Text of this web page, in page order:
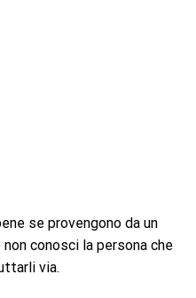
se provengono da un
conosci la persona che
via.